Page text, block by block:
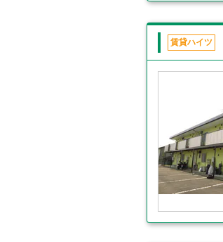
賃貸ハイツ